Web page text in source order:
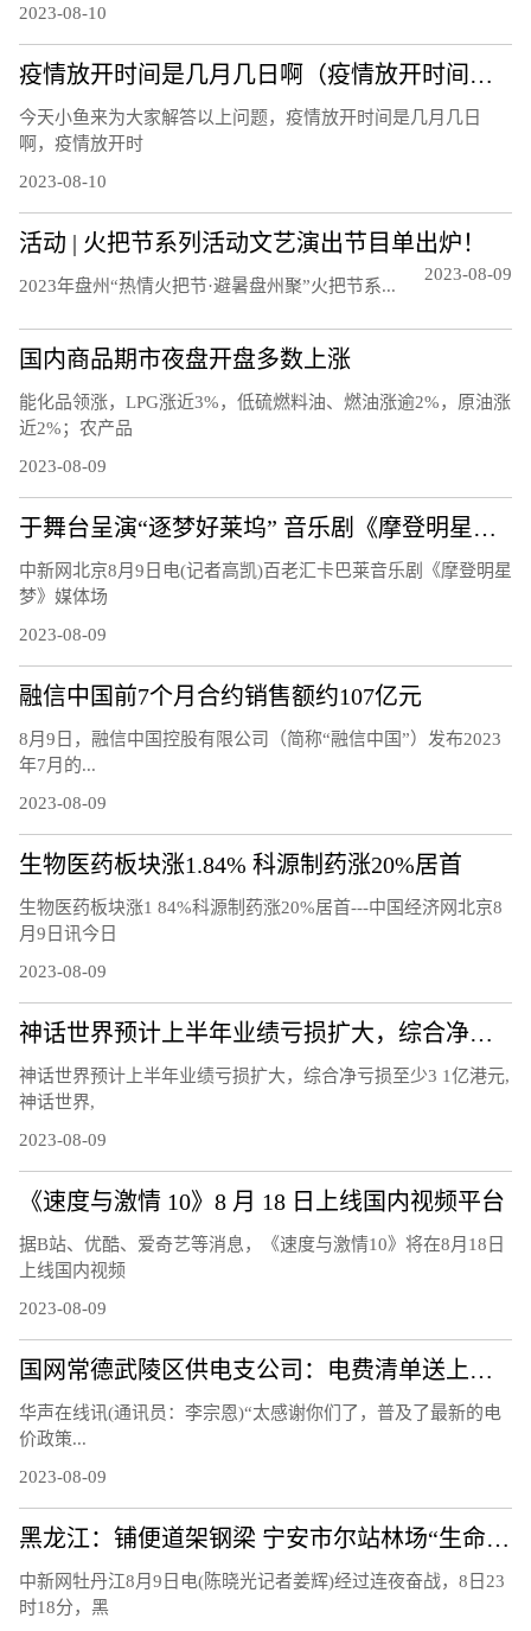
2023-08-10
疫情放开时间是几月几日啊（疫情放开时间是几月几日）
今天小鱼来为大家解答以上问题，疫情放开时间是几月几日
啊，疫情放开时
2023-08-10
活动 | 火把节系列活动文艺演出节目单出炉！
20‍‍‍‍‍‍‍‍‍23年盘州“热情火把节·避暑盘州聚”火把节系...
2023-08-09
国内商品期市夜盘开盘多数上涨
能化品领涨，LPG涨近3%，低硫燃料油、燃油涨逾2%，原油涨
近2%；农产品
2023-08-09
于舞台呈演“逐梦好莱坞” 音乐剧《摩登明星梦》将正式启幕
中新网北京8月9日电(记者高凯)百老汇卡巴莱音乐剧《摩登明星
梦》媒体场
2023-08-09
融信中国前7个月合约销售额约107亿元
8月9日，融信中国控股有限公司（简称“融信中国”）发布2023
年7月的...
2023-08-09
生物医药板块涨1.84% 科源制药涨20%居首
生物医药板块涨1 84%科源制药涨20%居首---中国经济网北京8
月9日讯今日
2023-08-09
神话世界预计上半年业绩亏损扩大，综合净亏损至少3.1亿港元
神话世界预计上半年业绩亏损扩大，综合净亏损至少3 1亿港元,
神话世界,
2023-08-09
《速度与激情 10》8 月 18 日上线国内视频平台
据B站、优酷、爱奇艺等消息，《速度与激情10》将在8月18日
上线国内视频
2023-08-09
国网常德武陵区供电支公司：电费清单送上门 让客户用上“明白电”
华声在线讯(通讯员：李宗恩)“太感谢你们了，普及了最新的电
价政策...
2023-08-09
黑龙江：铺便道架钢梁 宁安市尔站林场“生命通道”打通
中新网牡丹江8月9日电(陈晓光记者姜辉)经过连夜奋战，8日23
时18分，黑